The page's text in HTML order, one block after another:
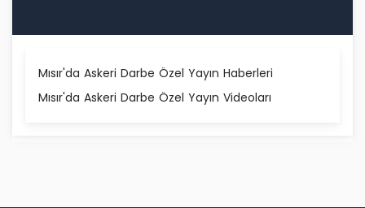
Mısır'da Askeri Darbe Özel Yayın Haberleri
Mısır'da Askeri Darbe Özel Yayın Videoları